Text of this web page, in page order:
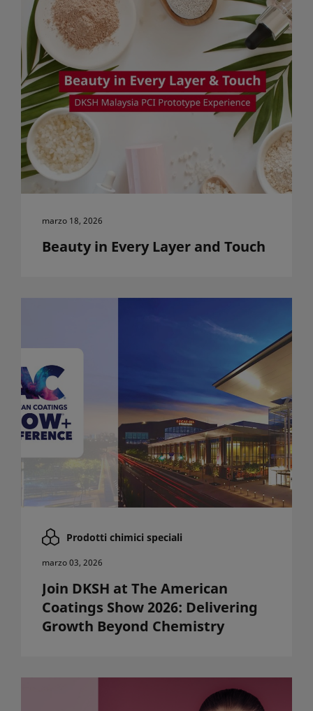
marzo 18, 2026
Beauty in Every Layer and Touch
Prodotti chimici speciali
marzo 03, 2026
Join DKSH at The American
Coatings Show 2026: Delivering
Growth Beyond Chemistry